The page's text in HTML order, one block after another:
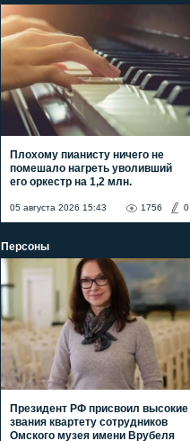
Плохому пианисту ничего не
помешало нагреть уволивший
его оркестр на 1,2 млн.
05 августа 2026 15:43 0
1756
Персоны
Президент РФ присвоил высокие
звания квартету сотрудников
Омского музея имени Врубеля